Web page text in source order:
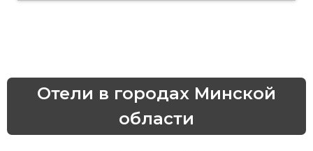
Отели в городах Минской
области